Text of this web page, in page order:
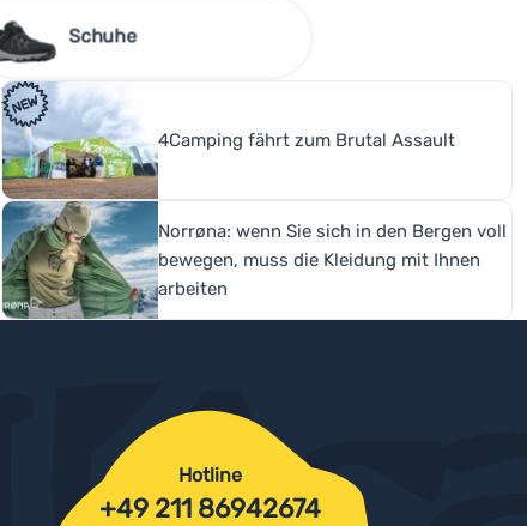
Schuhe
Neuheiten
Verfolgen Sie, was es bei uns Neues gibt - Aktionen,
Gewinnspiele und Hintergrundinfos von 4camping!
4Camping fährt zum Brutal Assault
Norrøna: wenn Sie sich in den Bergen voll
bewegen, muss die Kleidung mit Ihnen
arbeiten
Mehr anzeigen
Hotline
+49 211 86942674